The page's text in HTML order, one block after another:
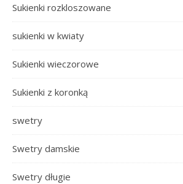
Sukienki rozkloszowane
sukienki w kwiaty
Sukienki wieczorowe
Sukienki z koronką
swetry
Swetry damskie
Swetry długie